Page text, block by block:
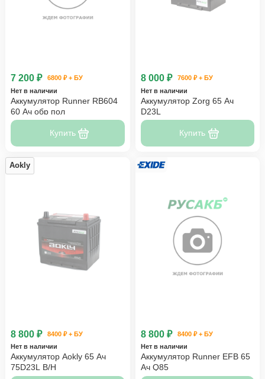
7 200 ₽
6800 ₽ + БУ
Нет в наличии
Аккумулятор Runner RB604
60 Ач обр пол
Купить
8 000 ₽
7600 ₽ + БУ
Нет в наличии
Аккумулятор Zorg 65 Ач
D23L
Купить
Aokly
8 800 ₽
8400 ₽ + БУ
Нет в наличии
Аккумулятор Aokly 65 Ач
75D23L B/H
8 800 ₽
8400 ₽ + БУ
Нет в наличии
Аккумулятор Runner EFB 65
Ач Q85